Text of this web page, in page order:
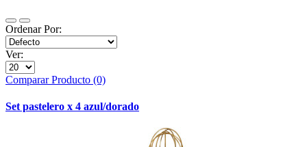
Ordenar Por:
Ver:
Comparar Producto (0)
Set pastelero x 4 azul/dorado